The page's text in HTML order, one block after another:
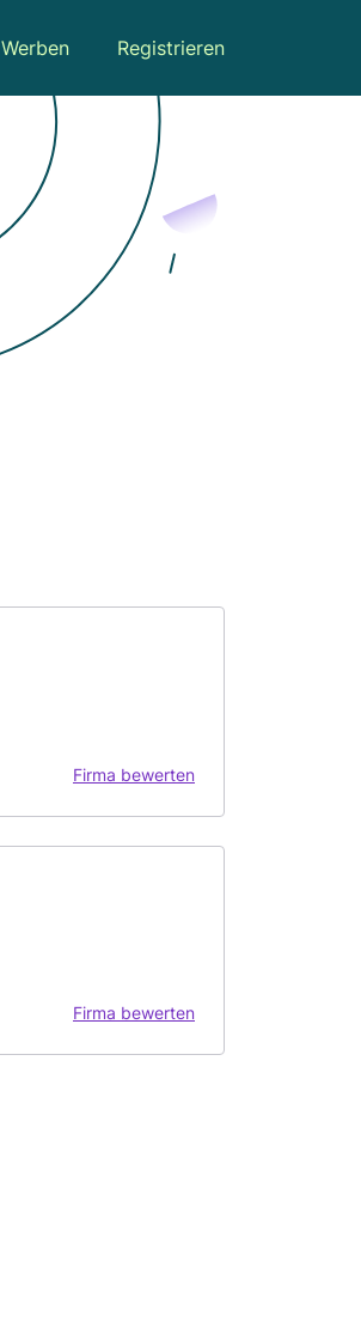
Werben Registrieren
Firma bewerten
Firma bewerten